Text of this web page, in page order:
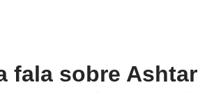
fala sobre Ashtar